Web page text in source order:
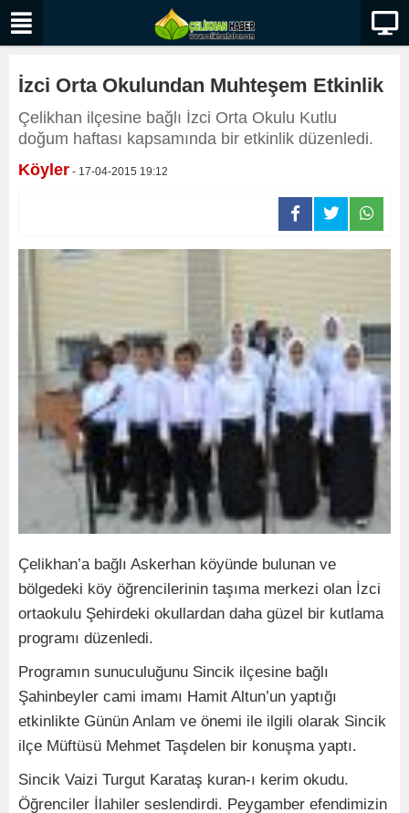
İzci Orta Okulundan Muhteşem Etkinlik
Çelikhan ilçesine bağlı İzci Orta Okulu Kutlu
doğum haftası kapsamında bir etkinlik düzenledi.
Köyler - 17-04-2015 19:12
Çelikhan’a bağlı Askerhan köyünde bulunan ve
bölgedeki köy öğrencilerinin taşıma merkezi olan İzci
ortaokulu Şehirdeki okullardan daha güzel bir kutlama
programı düzenledi.
Programın sunuculuğunu Sincik ilçesine bağlı
Şahinbeyler cami imamı Hamit Altun’un yaptığı
etkinlikte Günün Anlam ve önemi ile ilgili olarak Sincik
ilçe Müftüsü Mehmet Taşdelen bir konuşma yaptı.
Sincik Vaizi Turgut Karataş kuran-ı kerim okudu.
Öğrenciler İlahiler seslendirdi. Peygamber efendimizin